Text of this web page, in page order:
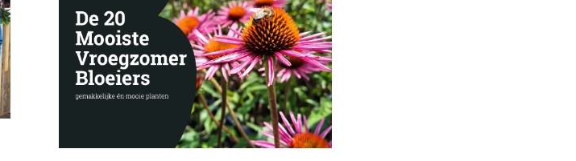
Over-
Betuwe